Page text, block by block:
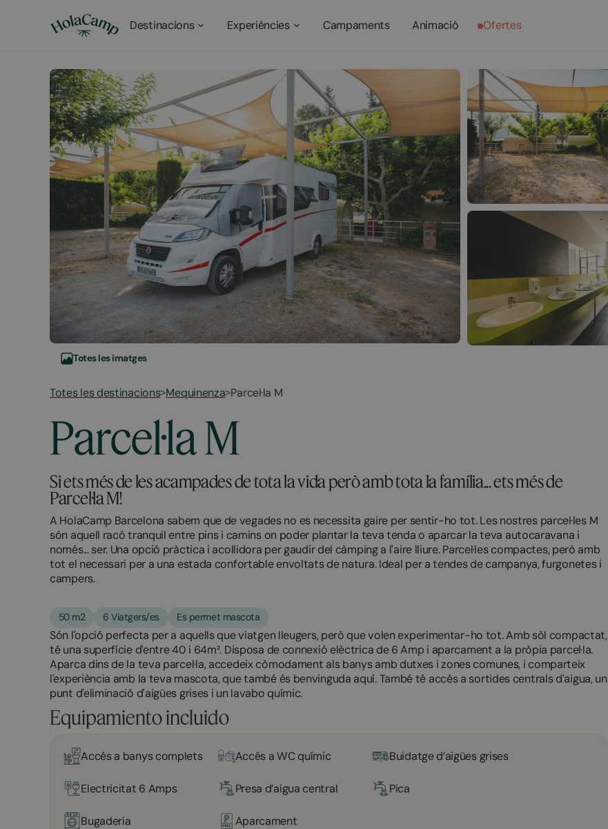
Destinacions Experiències Campaments Animació Ofertes
Totes les imatges
Totes les destinacions>Mequinenza
13,
2026
21,
2025
>Parcel·la M
Parcel·la M
Si ets més de les acampades de tota la vida però amb tota la família... ets més de
Parcel·la M!
A HolaCamp Barcelona sabem que de vegades no es necessita gaire per sentir-ho tot. Les nostres parcel·les M
són aquell racó tranquil entre pins i camins on poder plantar la teva tenda o aparcar la teva autocaravana i
només... ser. Una opció pràctica i acollidora per gaudir del càmping a l'aire lliure. Parcel·les compactes, però amb
tot el necessari per a una estada confortable envoltats de natura. Ideal per a tendes de campanya, furgonetes i
campers.
50 m2 6 Viatgers/es Es permet mascota
Són l'opció perfecta per a aquells que viatgen lleugers, però que volen experimentar-ho tot. Amb sòl compactat,
té una superfície d'entre 40 i 64m². Disposa de connexió elèctrica de 6 Amp i aparcament a la pròpia parcel·la.
Aparca dins de la teva parcel·la, accedeix còmodament als banys amb dutxes i zones comunes, i comparteix
l'experiència amb la teva mascota, que també és benvinguda aquí. També té accés a sortides centrals d'aigua, un
punt d'eliminació d'aigües grises i un lavabo químic.
Equipamiento incluido
Accés a banys complets Accés a WC químic Buidatge d’aigües grises
Electricitat 6 Amps Presa d’aigua central Pica
Bugaderia Aparcament